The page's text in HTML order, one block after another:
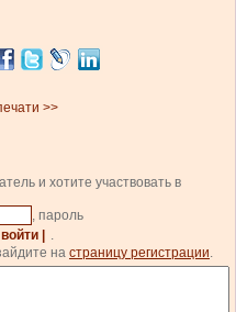
>>
и хотите участвовать в
, пароль
| войти |
.
на страницу регистрации.